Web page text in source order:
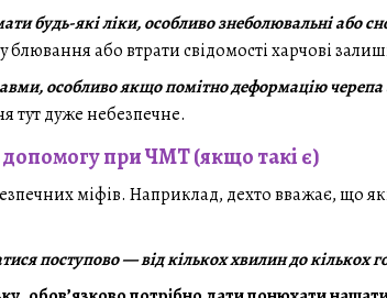
будь-які ліки, особливо знеболювальні або
або втрати свідомості харчові
особливо якщо помітно деформацію
тут дуже небезпечне.
при ЧМТ (якщо такі є)
міфів. Наприклад, дехто вважає, що
поступово — від кількох хвилин до кількох